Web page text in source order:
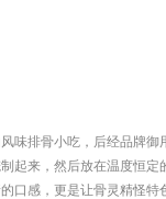
味排骨小吃，后经品牌御
起来，然后放在温度恒定
口感，更是让骨灵精怪特